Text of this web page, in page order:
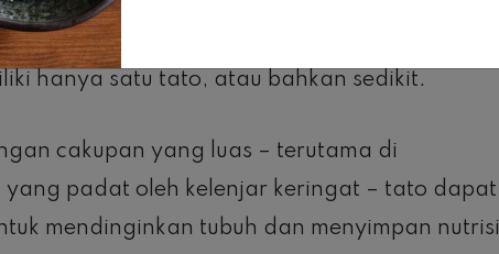
bisa menghalangi sebagian reabsorpsi ini.
hanya satu tato, atau bahkan sedikit.
cakupan yang luas – terutama di
padat oleh kelenjar keringat – tato dapat
mendinginkan tubuh dan menyimpan nutrisi